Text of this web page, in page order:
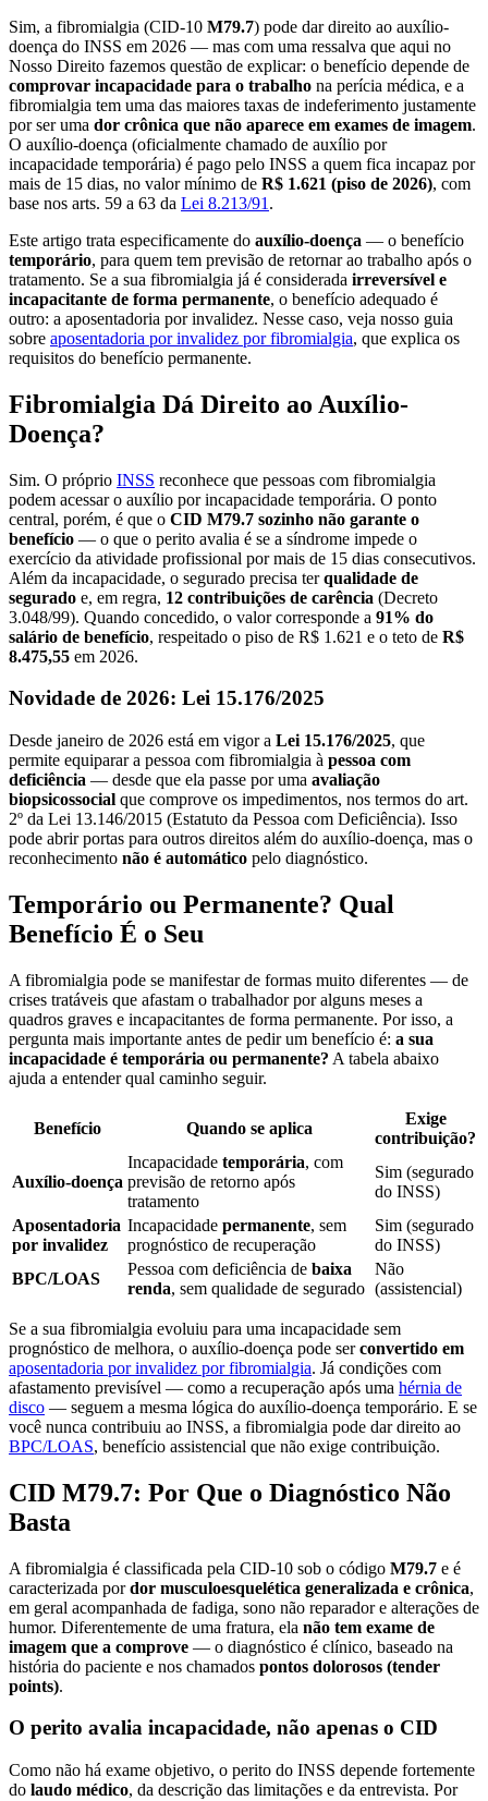
Sim, a fibromialgia (CID-10 M79.7) pode dar direito ao auxílio-
doença do INSS em 2026 — mas com uma ressalva que aqui no
Nosso Direito fazemos questão de explicar: o benefício depende de
comprovar incapacidade para o trabalho na perícia médica, e a
fibromialgia tem uma das maiores taxas de indeferimento justamente
por ser uma dor crônica que não aparece em exames de imagem.
O auxílio-doença (oficialmente chamado de auxílio por
incapacidade temporária) é pago pelo INSS a quem fica incapaz por
mais de 15 dias, no valor mínimo de R$ 1.621 (piso de 2026), com
base nos arts. 59 a 63 da Lei 8.213/91 .
Este artigo trata especificamente do auxílio-doença — o benefício
temporário, para quem tem previsão de retornar ao trabalho após o
tratamento. Se a sua fibromialgia já é considerada irreversível e
incapacitante de forma permanente, o benefício adequado é
outro: a aposentadoria por invalidez. Nesse caso, veja nosso guia
sobre aposentadoria por invalidez por fibromialgia, que explica os
requisitos do benefício permanente.
Fibromialgia Dá Direito ao Auxílio-
Doença?
Sim. O próprio INSS reconhece que pessoas com fibromialgia
podem acessar o auxílio por incapacidade temporária. O ponto
central, porém, é que o CID M79.7 sozinho não garante o
benefício — o que o perito avalia é se a síndrome impede o
exercício da atividade profissional por mais de 15 dias consecutivos.
Além da incapacidade, o segurado precisa terqualidade de
segurado e, em regra, 12 contribuições de carência (Decreto
3.048/99). Quando concedido, o valor corresponde a 91% do
salário de benefício, respeitado o piso de R$ 1.621 e o teto de R$
8.475,55 em 2026.
Novidade de 2026: Lei 15.176/2025
Desde janeiro de 2026 está em vigor a Lei 15.176/2025, que
permite equiparar a pessoa com fibromialgia à pessoa com
deficiência — desde que ela passe por uma avaliação
biopsicossocial que comprove os impedimentos, nos termos do art.
2º da Lei 13.146/2015 (Estatuto da Pessoa com Deficiência). Isso
pode abrir portas para outros direitos além do auxílio-doença, mas o
reconhecimento não é automático pelo diagnóstico.
Temporário ou Permanente? Qual
Benefício É o Seu
A fibromialgia pode se manifestar de formas muito diferentes — de
crises tratáveis que afastam o trabalhador por alguns meses a
quadros graves e incapacitantes de forma permanente. Por isso, a
pergunta mais importante antes de pedir um benefício é: a sua
incapacidade é temporária ou permanente? A tabela abaixo
ajuda a entender qual caminho seguir.
Benefício Quando se aplica
Exige
contribuição?
Auxílio-doença
Incapacidade temporária, com
previsão de retorno após
tratamento
Sim (segurado
do INSS)
Aposentadoria
por invalidez
Incapacidade permanente, sem
prognóstico de recuperação
Sim (segurado
do INSS)
BPC/LOAS
Pessoa com deficiência de baixa
renda, sem qualidade de segurado
Não
(assistencial)
Se a sua fibromialgia evoluiu para uma incapacidade sem
prognóstico de melhora, o auxílio-doença pode serconvertido em
aposentadoria por invalidez por fibromialgia. Já condições com
afastamento previsível — como a recuperação após uma hérnia de
disco — seguem a mesma lógica do auxílio-doença temporário. E se
você nunca contribuiu ao INSS, a fibromialgia pode dar direito ao
BPC/LOAS, benefício assistencial que não exige contribuição.
CID M79.7: Por Que o Diagnóstico Não
Basta
A fibromialgia é classificada pela CID-10 sob o código M79.7 e é
caracterizada pordor musculoesquelética generalizada e crônica,
em geral acompanhada de fadiga, sono não reparador e alterações de
humor. Diferentemente de uma fratura, ela não tem exame de
imagem que a comprove — o diagnóstico é clínico, baseado na
história do paciente e nos chamados pontos dolorosos (tender
points).
O perito avalia incapacidade, não apenas o CID
Como não há exame objetivo, o perito do INSS depende fortemente
do laudo médico, da descrição das limitações e da entrevista. Por